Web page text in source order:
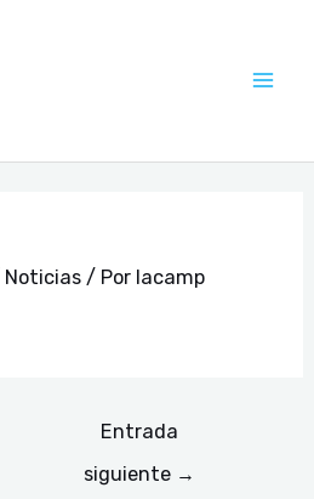
Noticias / Por lacamp
Entrada
siguiente →